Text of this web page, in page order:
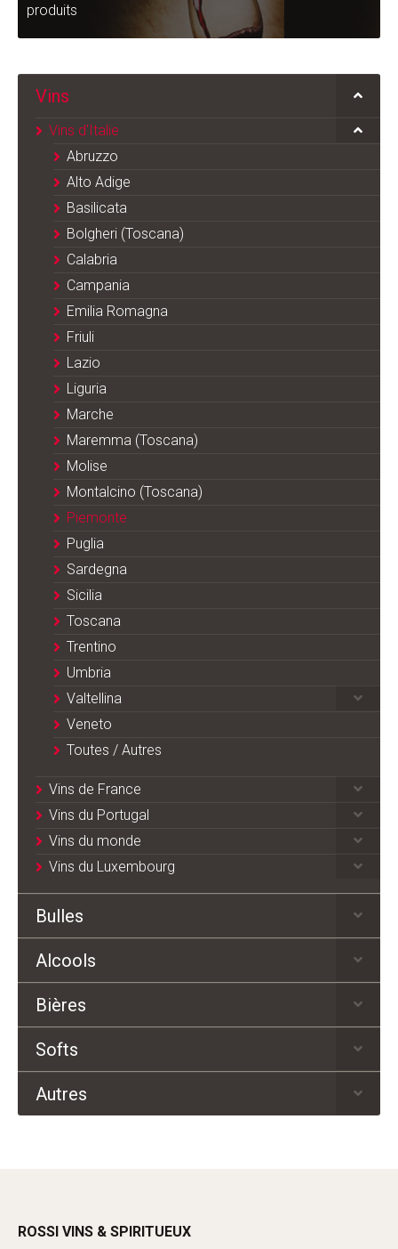
produits
Vins
Vins d'Italie
Abruzzo
Alto Adige
Basilicata
Bolgheri (Toscana)
Calabria
Campania
Emilia Romagna
Friuli
Lazio
Liguria
Marche
Maremma (Toscana)
Molise
Montalcino (Toscana)
Piemonte
Puglia
Sardegna
Sicilia
Toscana
Trentino
Umbria
Valtellina
Veneto
Toutes / Autres
Vins de France
Vins du Portugal
Vins du monde
Vins du Luxembourg
Bulles
Alcools
Bières
Softs
Autres
ROSSI VINS & SPIRITUEUX